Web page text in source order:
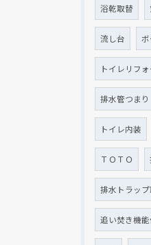
浴乾取替
流し台
トイレリフ
排水管つまり
トイレ内装
ＴＯＴＯ
排水トラッ
追い焚き機